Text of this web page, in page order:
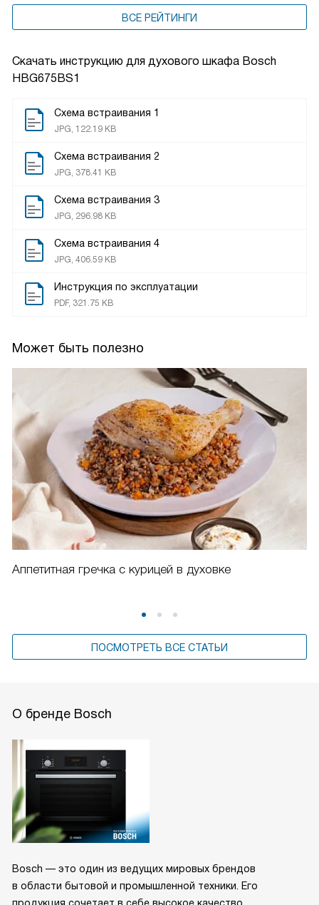
Скачать инструкцию для духового шкафа Bosch
HBG675BS1
Схема встраивания 1
JPG, 122.19 KB
Схема встраивания 2
JPG, 378.41 KB
Схема встраивания 3
JPG, 296.98 KB
Схема встраивания 4
JPG, 406.59 KB
Инструкция по эксплуатации
PDF, 321.75 KB
Может быть полезно
Аппетитная гречка с курицей в духовке
ПОСМОТРЕТЬ ВСЕ СТАТЬИ
ВСЕ РЕЙТИНГИ
О бренде Bosch
Bosch — это один из ведущих мировых брендов
в области бытовой и промышленной техники. Его